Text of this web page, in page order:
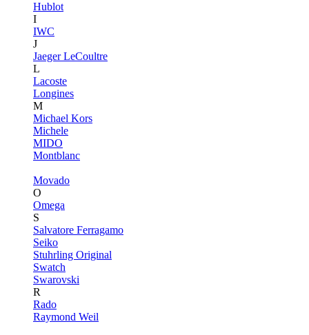
Hublot
I
IWC
J
Jaeger LeCoultre
L
Lacoste
Longines
M
Michael Kors
Michele
MIDO
Montblanc
Movado
O
Omega
S
Salvatore Ferragamo
Seiko
Stuhrling Original
Swatch
Swarovski
R
Rado
Raymond Weil